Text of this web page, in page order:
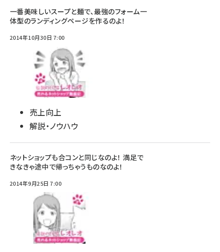
一番美味しいスープと麺で、最強のフォーム一
体型のランディングページを作るのよ！
2014年10月30日 7:00
売上向上
解説・ノウハウ
ネットショップも合コンと同じなのよ！ 満足で
きなきゃ途中で帰っちゃうものなのよ！
2014年9月25日 7:00